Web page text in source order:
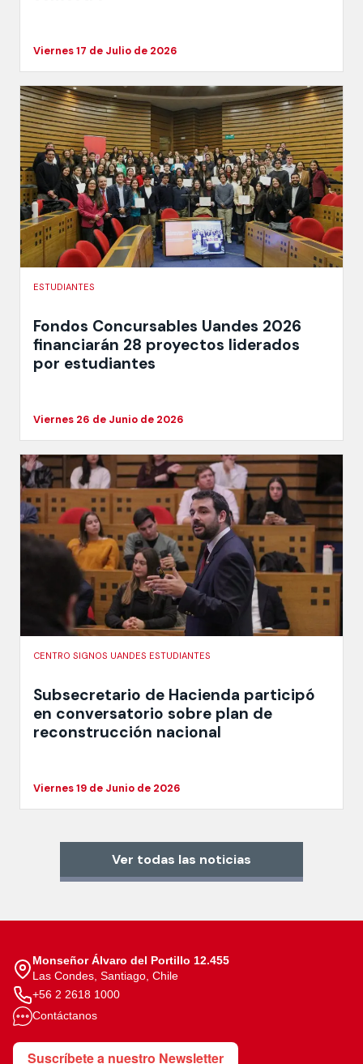
Viernes 17 de Julio de 2026
ESTUDIANTES
Fondos Concursables Uandes 2026
financiarán 28 proyectos liderados
por estudiantes
Viernes 26 de Junio de 2026
CENTRO SIGNOS UANDES ESTUDIANTES
Subsecretario de Hacienda participó
en conversatorio sobre plan de
reconstrucción nacional
Viernes 19 de Junio de 2026
Ver todas las noticias
Monseñor Álvaro del Portillo 12.455
Las Condes, Santiago, Chile
+56 2 2618 1000
Contáctanos
Suscríbete a nuestro Newsletter